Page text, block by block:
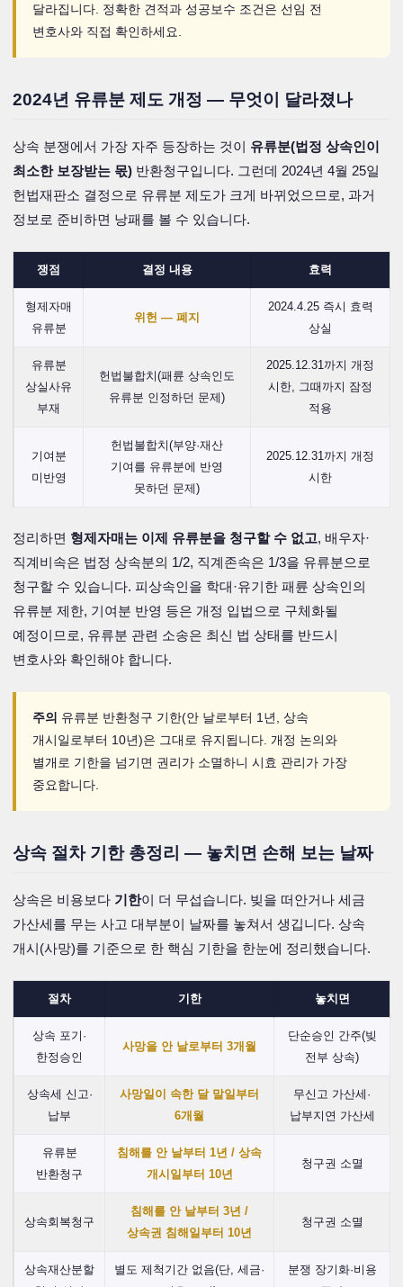
달라집니다. 정확한 견적과 성공보수 조건은 선임 전
변호사와 직접 확인하세요.
2024년 유류분 제도 개정 — 무엇이 달라졌나
상속 분쟁에서 가장 자주 등장하는 것이 유류분(법정 상속인이
최소한 보장받는 몫) 반환청구입니다. 그런데 2024년 4월 25일
헌법재판소 결정으로 유류분 제도가 크게 바뀌었으므로, 과거
정보로 준비하면 낭패를 볼 수 있습니다.
쟁점 결정 내용 효력
형제자매
유류분
위헌 — 폐지
2024.4.25 즉시 효력
상실
유류분
상실사유
부재
헌법불합치(패륜 상속인도
유류분 인정하던 문제)
2025.12.31까지 개정
시한, 그때까지 잠정
적용
기여분
미반영
헌법불합치(부양·재산
기여를 유류분에 반영
못하던 문제)
2025.12.31까지 개정
시한
정리하면 형제자매는 이제 유류분을 청구할 수 없고, 배우자·
직계비속은 법정 상속분의 1/2, 직계존속은 1/3을 유류분으로
청구할 수 있습니다. 피상속인을 학대·유기한 패륜 상속인의
유류분 제한, 기여분 반영 등은 개정 입법으로 구체화될
예정이므로, 유류분 관련 소송은 최신 법 상태를 반드시
변호사와 확인해야 합니다.
주의 유류분 반환청구 기한(안 날로부터 1년, 상속
개시일로부터 10년)은 그대로 유지됩니다. 개정 논의와
별개로 기한을 넘기면 권리가 소멸하니 시효 관리가 가장
중요합니다.
상속 절차 기한 총정리 — 놓치면 손해 보는 날짜
상속은 비용보다 기한이 더 무섭습니다. 빚을 떠안거나 세금
가산세를 무는 사고 대부분이 날짜를 놓쳐서 생깁니다. 상속
개시(사망)를 기준으로 한 핵심 기한을 한눈에 정리했습니다.
절차 기한 놓치면
상속 포기·
한정승인
사망을 안 날로부터 3개월
단순승인 간주(빚
전부 상속)
상속세 신고·
납부
사망일이 속한 달 말일부터
6개월
무신고 가산세·
납부지연 가산세
유류분
반환청구
침해를 안 날부터 1년 / 상속
개시일부터 10년
청구권 소멸
상속회복청구
침해를 안 날부터 3년 /
상속권 침해일부터 10년
청구권 소멸
상속재산분할
별도 제척기간 없음(단, 세금·
분쟁 장기화·비용